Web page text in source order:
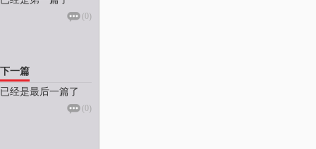
(0)
下一篇
已经是最后一篇了
(0)